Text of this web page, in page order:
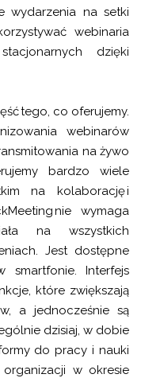
wydarzenia na setki
webinaria
dzięki
tego, co oferujemy.
webinarów
na żywo
bardzo wiele
na kolaborację i
nie wymaga
na wszystkich
Jest dostępne
Interfejs
które zwiększają
a jednocześnie są
dzisiaj, w dobie
do pracy i nauki
organizacji w okresie